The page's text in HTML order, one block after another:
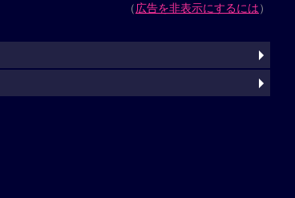
（広告を非表示にするには）